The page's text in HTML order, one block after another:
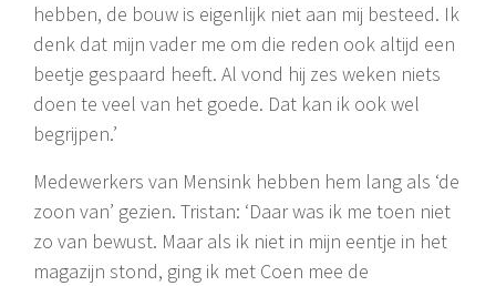
hebben, de bouw is eigenlijk niet aan mij besteed. Ik
denk dat mijn vader me om die reden ook altijd een
beetje gespaard heeft. Al vond hij zes weken niets
doen te veel van het goede. Dat kan ik ook wel
begrijpen.’
Medewerkers van Mensink hebben hem lang als ‘de
zoon van’ gezien. Tristan: ‘Daar was ik me toen niet
zo van bewust. Maar als ik niet in mijn eentje in het
magazijn stond, ging ik met Coen mee de